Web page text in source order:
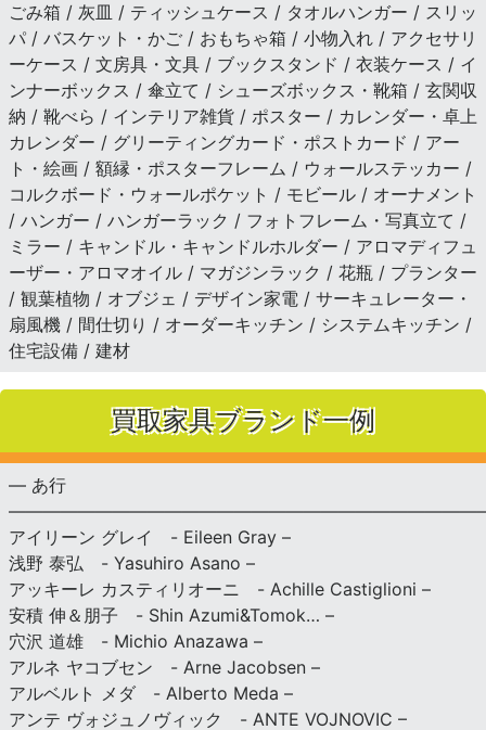
ごみ箱 / 灰皿 / ティッシュケース / タオルハンガー / スリッ
パ / バスケット・かご / おもちゃ箱 / 小物入れ / アクセサリ
ーケース / 文房具・文具 / ブックスタンド / 衣装ケース / イ
ンナーボックス / 傘立て / シューズボックス・靴箱 / 玄関収
納 / 靴べら / インテリア雑貨 / ポスター / カレンダー・卓上
カレンダー / グリーティングカード・ポストカード / アー
ト・絵画 / 額縁・ポスターフレーム / ウォールステッカー /
コルクボード・ウォールポケット / モビール / オーナメント
/ ハンガー / ハンガーラック / フォトフレーム・写真立て /
ミラー / キャンドル・キャンドルホルダー / アロマディフュ
ーザー・アロマオイル / マガジンラック / 花瓶 / プランター
/ 観葉植物 / オブジェ / デザイン家電 / サーキュレーター・
扇風機 / 間仕切り / オーダーキッチン / システムキッチン /
住宅設備 / 建材
買取家具ブランド一例
— あ行
アイリーン グレイ - Eileen Gray –
浅野 泰弘 - Yasuhiro Asano –
アッキーレ カスティリオーニ - Achille Castiglioni –
安積 伸＆朋子 - Shin Azumi&Tomok… –
穴沢 道雄 - Michio Anazawa –
アルネ ヤコブセン - Arne Jacobsen –
アルベルト メダ - Alberto Meda –
アンテ ヴォジュノヴィック - ANTE VOJNOVIC –